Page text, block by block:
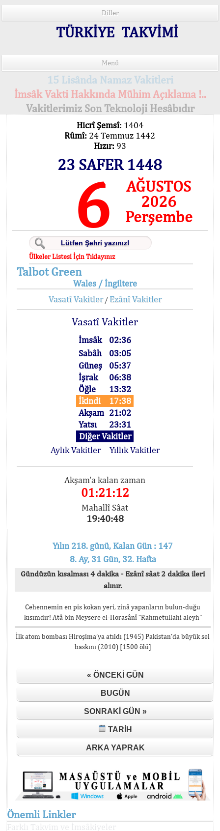
Diller
TÜRKİYE TAKVİMİ
Menü
15 Lisânda Namaz Vakitleri
İmsâk Vakti Hakkında Mühim Açıklama !..
Vakitlerimiz Son Teknoloji Hesâbıdır
Hicrî Şemsî: 1404
Rûmî: 24 Temmuz 1442
Hızır: 93
23 SAFER 1448
6
AĞUSTOS
2026
Perşembe
Ülkeler Listesi İçin Tıklayınız
Talbot Green
Wales / İngiltere
Vasatî Vakitler/ Ezânî Vakitler
Vasatî Vakitler
İmsâk
02:36
Sabâh
03:05
Güneş
05:37
İşrak
06:38
Öğle
13:32
İkindi
17:38
Akşam 21:02
Yatsı
23:31
Diğer Vakitler
Aylık Vakitler
Yıllık Vakitler
Akşam'a kalan zaman
01:21:11
Mahallî Sâat
19:40:49
Yılın 218. günü, Kalan Gün : 147
8. Ay, 31 Gün, 32. Hafta
Gündüzün kısalması 4 dakika - Ezânî sâat 2 dakika ileri
alınır.
Cehennemin en pis kokan yeri, zinâ yapanların bulun-duğu
kısımdır! Atâ bin Meysere el-Horasânî “Rahmetullahi aleyh”
İlk atom bombası Hiroşima’ya atıldı (1945) Pakistan’da büyük sel
baskını (2010) [1500 ölü]
« ÖNCEKI GÜN
BUGÜN
SONRAKI GÜN »
TARIH
ARKA YAPRAK
Önemli Linkler